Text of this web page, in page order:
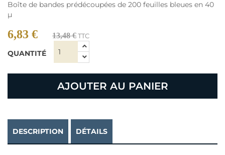
Boîte de bandes prédécoupées de 200 feuilles bleues en 40
µ
6,83 € 13,48 €TTC
QUANTITÉ
AJOUTER AU PANIER
DESCRIPTION DÉTAILS